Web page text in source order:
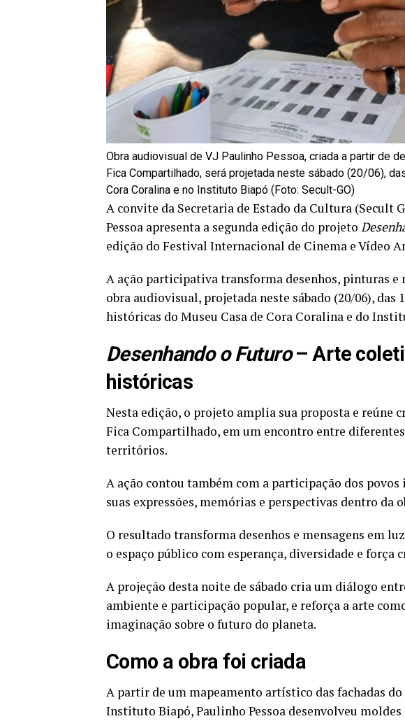
Obra audiovisual de VJ Paulinho Pessoa, criada a partir de
Fica Compartilhado, será projetada neste sábado (20/06),
Cora Coralina e no Instituto Biapó (Foto: Secult-GO)
A convite da Secretaria de Estado da Cultura
Pessoa apresenta a segunda edição do projeto
edição do Festival Internacional de Cinema e Vídeo
A ação participativa transforma desenhos, pinturas e
obra audiovisual, projetada neste sábado (20/06), das
históricas do Museu Casa de Cora Coralina e do
Desenhando o Futuro– Arte
históricas
Nesta edição, o projeto amplia sua proposta e reúne
Fica Compartilhado, em um encontro entre
territórios.
A ação contou também com a participação dos
suas expressões, memórias e perspectivas dentro da
O resultado transforma desenhos e mensagens em
o espaço público com esperança, diversidade e força
A projeção desta noite de sábado cria um diálogo
ambiente e participação popular, e reforça a arte
imaginação sobre o futuro do planeta.
Como a obra foi criada
A partir de um mapeamento artístico das fachadas do
Instituto Biapó, Paulinho Pessoa desenvolveu